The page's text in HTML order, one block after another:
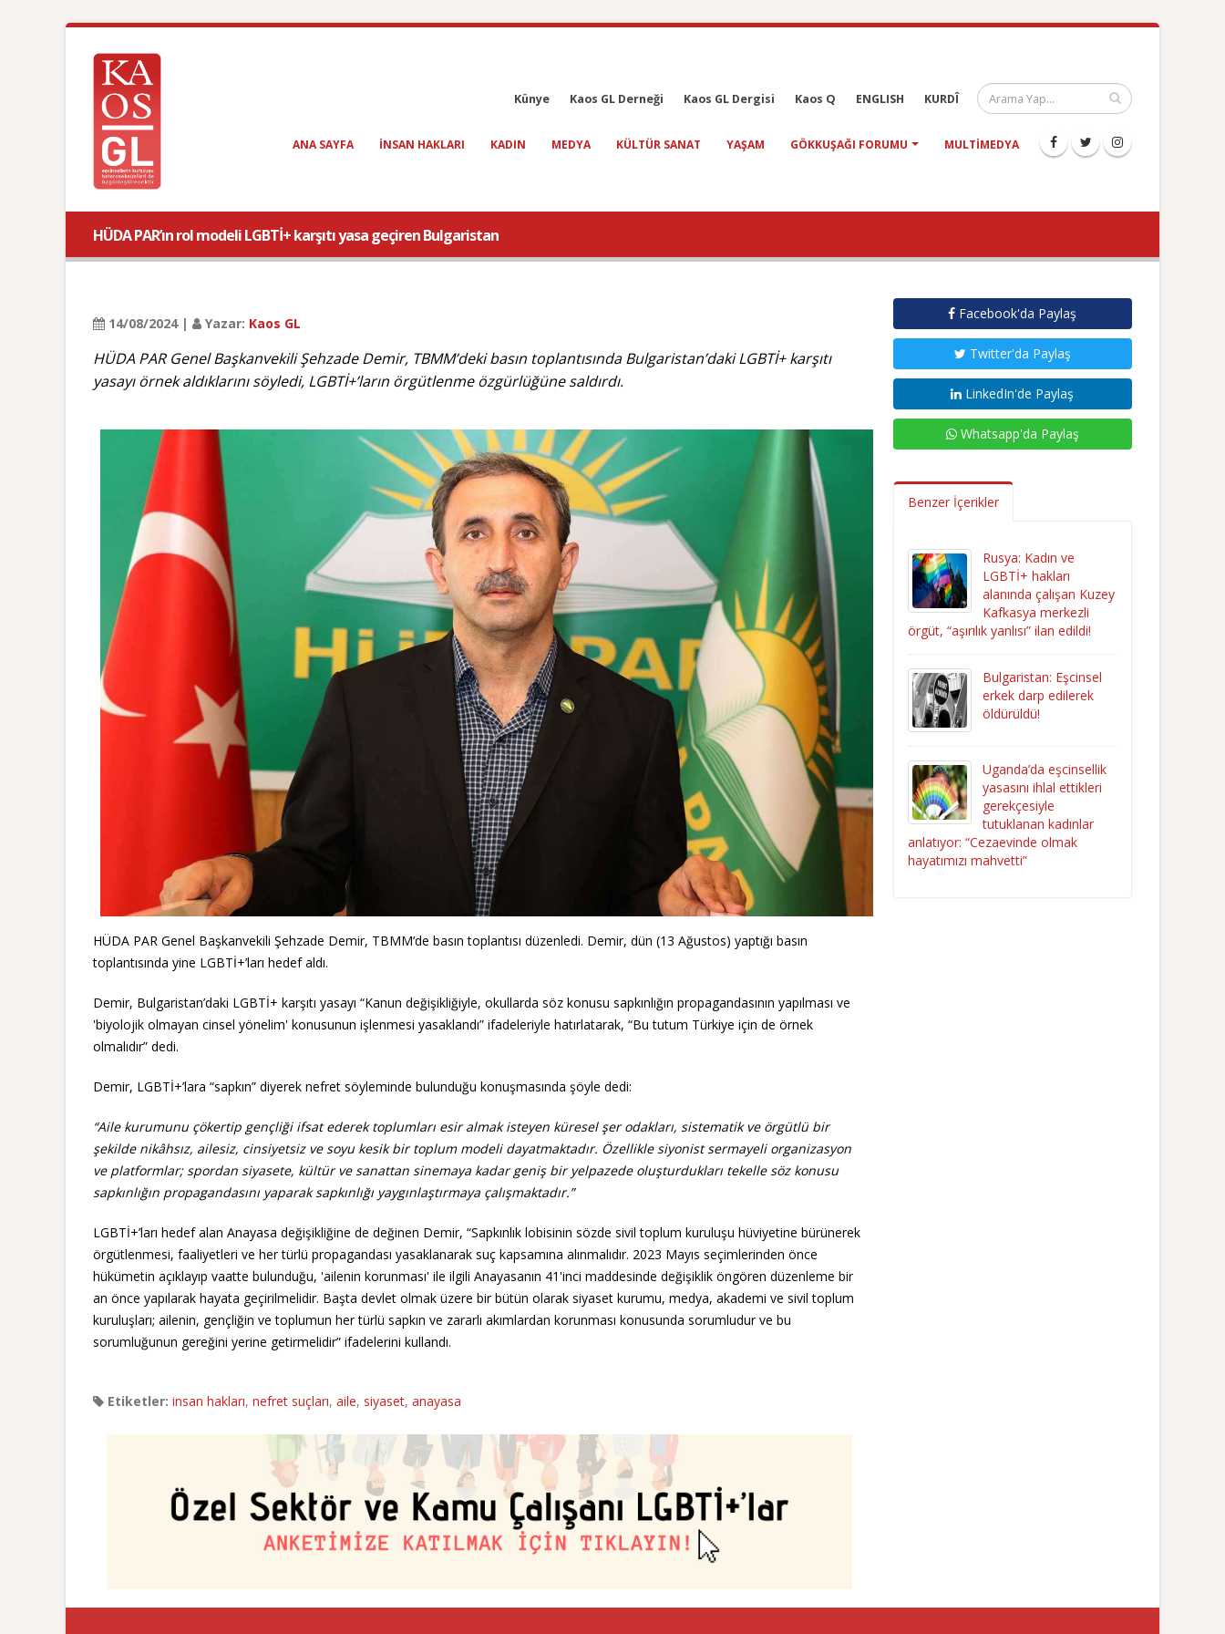
Künye Kaos GL Derneği Kaos GL Dergisi Kaos Q ENGLISH KURDÎ
ANA SAYFA INSAN HAKLARI KADIN MEDYA KÜLTÜR SANAT YAŞAM GÖKKUŞAĞI FORUMU MULTIMEDYA
HÜDA PAR’ın rol modeli LGBTİ+ karşıtı yasa geçiren Bulgaristan
14/08/2024 | Yazar: Kaos GL
HÜDA PAR Genel Başkanvekili Şehzade Demir, TBMM’deki basın toplantısında Bulgaristan’daki LGBTİ+ karşıtı
yasayı örnek aldıklarını söyledi, LGBTİ+’ların örgütlenme özgürlüğüne saldırdı.
HÜDA PAR Genel Başkanvekili Şehzade Demir, TBMM’de basın toplantısı düzenledi. Demir, dün (13 Ağustos) yaptığı basın
toplantısında yine LGBTİ+’ları hedef aldı.
Demir, Bulgaristan’daki LGBTİ+ karşıtı yasayı “Kanun değişikliğiyle, okullarda söz konusu sapkınlığın propagandasının yapılması ve
'biyolojik olmayan cinsel yönelim' konusunun işlenmesi yasaklandı” ifadeleriyle hatırlatarak, “Bu tutum Türkiye için de örnek
olmalıdır” dedi.
Demir, LGBTİ+’lara “sapkın” diyerek nefret söyleminde bulunduğu konuşmasında şöyle dedi:
“Aile kurumunu çökertip gençliği ifsat ederek toplumları esir almak isteyen küresel şer odakları, sistematik ve örgütlü bir
şekilde nikâhsız, ailesiz, cinsiyetsiz ve soyu kesik bir toplum modeli dayatmaktadır. Özellikle siyonist sermayeli organizasyon
ve platformlar; spordan siyasete, kültür ve sanattan sinemaya kadar geniş bir yelpazede oluşturdukları tekelle söz konusu
sapkınlığın propagandasını yaparak sapkınlığı yaygınlaştırmaya çalışmaktadır.”
LGBTİ+’ları hedef alan Anayasa değişikliğine de değinen Demir, “Sapkınlık lobisinin sözde sivil toplum kuruluşu hüviyetine bürünerek
örgütlenmesi, faaliyetleri ve her türlü propagandası yasaklanarak suç kapsamına alınmalıdır. 2023 Mayıs seçimlerinden önce
hükümetin açıklayıp vaatte bulunduğu, 'ailenin korunması' ile ilgili Anayasanın 41'inci maddesinde değişiklik öngören düzenleme bir
an önce yapılarak hayata geçirilmelidir. Başta devlet olmak üzere bir bütün olarak siyaset kurumu, medya, akademi ve sivil toplum
kuruluşları; ailenin, gençliğin ve toplumun her türlü sapkın ve zararlı akımlardan korunması konusunda sorumludur ve bu
sorumluğunun gereğini yerine getirmelidir” ifadelerini kullandı.
Etiketler: insan hakları, nefret suçları, aile, siyaset, anayasa
Facebook'da Paylaş
Twitter'da Paylaş
LinkedIn'de Paylaş
Whatsapp'da Paylaş
Benzer İçerikler
Rusya: Kadın ve
LGBTİ+ hakları
alanında çalışan Kuzey
Kafkasya merkezli
örgüt, “aşırılık yanlısı” ilan edildi!
Bulgaristan: Eşcinsel
erkek darp edilerek
öldürüldü!
Uganda’da eşcinsellik
yasasını ihlal ettikleri
gerekçesiyle
tutuklanan kadınlar
anlatıyor: “Cezaevinde olmak
hayatımızı mahvetti”